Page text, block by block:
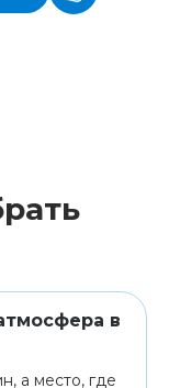
в
а место, где